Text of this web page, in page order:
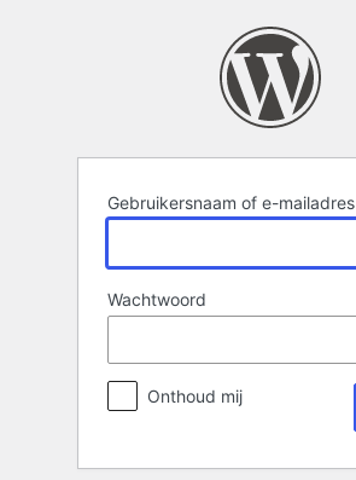
Gebruikersnaam of e-mailadres
Wachtwoord
Onthoud mij